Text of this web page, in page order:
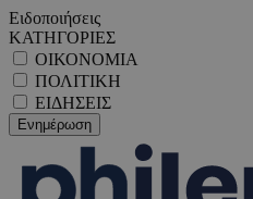
Ειδοποιήσεις
ΚΑΤΗΓΟΡΙΕΣ
ΟΙΚΟΝΟΜΙΑ
ΠΟΛΙΤΙΚΗ
ΕΙΔΗΣΕΙΣ